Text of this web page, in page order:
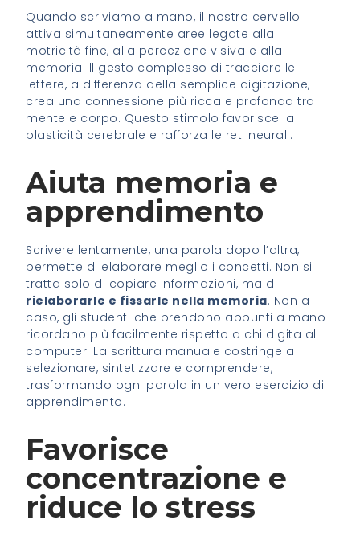
Quando scriviamo a mano, il nostro cervello
attiva simultaneamente aree legate alla
motricità fine, alla percezione visiva e alla
memoria. Il gesto complesso di tracciare le
lettere, a differenza della semplice digitazione,
crea una connessione più ricca e profonda tra
mente e corpo. Questo stimolo favorisce la
plasticità cerebrale e rafforza le reti neurali.
Aiuta memoria e
apprendimento
Scrivere lentamente, una parola dopo l’altra,
permette di elaborare meglio i concetti. Non si
tratta solo di copiare informazioni, ma di
rielaborarle e fissarle nella memoria. Non a
caso, gli studenti che prendono appunti a mano
ricordano più facilmente rispetto a chi digita al
computer. La scrittura manuale costringe a
selezionare, sintetizzare e comprendere,
trasformando ogni parola in un vero esercizio di
apprendimento.
Favorisce
concentrazione e
riduce lo stress